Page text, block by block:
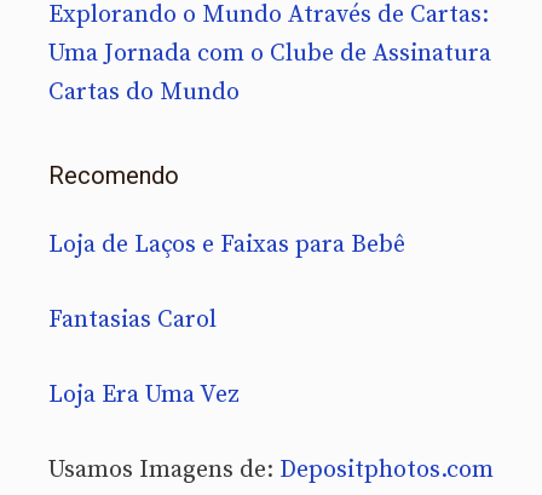
Explorando o Mundo Através de Cartas:
Uma Jornada com o Clube de Assinatura
Cartas do Mundo
Recomendo
Loja de Laços e Faixas para Bebê
Fantasias Carol
Loja Era Uma Vez
Usamos Imagens de: Depositphotos.com